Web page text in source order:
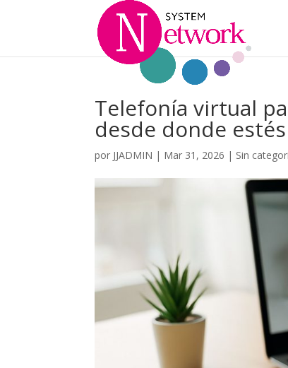
Telefonía virtual
desde donde estés
por JJADMIN | Mar 31, 2026 | Sin